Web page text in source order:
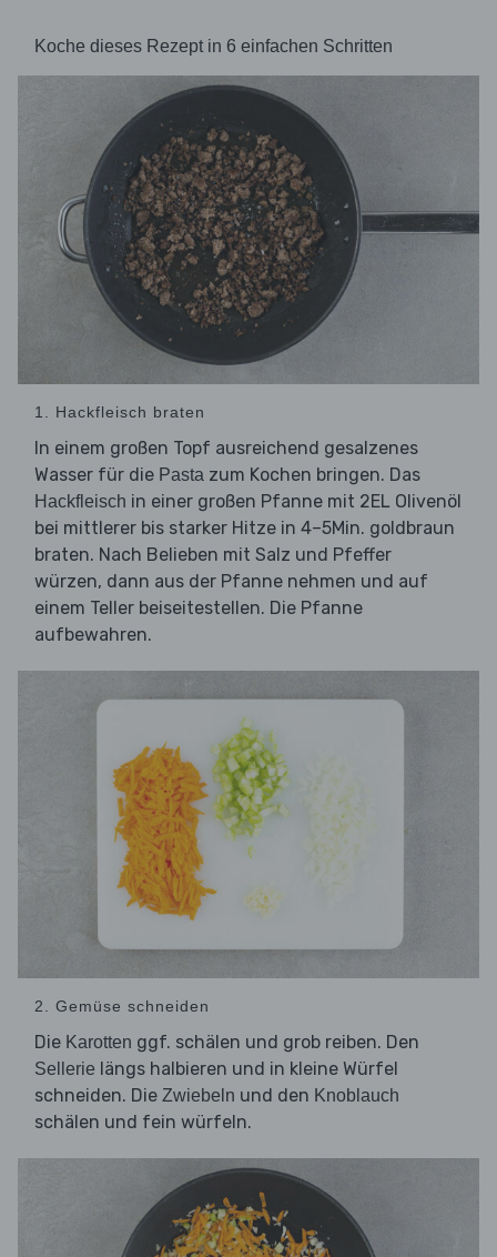
Koche dieses Rezept in 6 einfachen Schritten
1. Hackfleisch braten
In einem großen Topf ausreichend gesalzenes
Wasser für die Pasta zum Kochen bringen. Das
Hackfleisch in einer großen Pfanne mit 2EL Olivenöl
bei mittlerer bis starker Hitze in 4–5Min. goldbraun
braten. Nach Belieben mit Salz und Pfeffer
würzen, dann aus der Pfanne nehmen und auf
einem Teller beiseitestellen. Die Pfanne
aufbewahren.
2. Gemüse schneiden
Die Karotten ggf. schälen und grob reiben. Den
Sellerie längs halbieren und in kleine Würfel
schneiden. Die Zwiebeln und den Knoblauch
schälen und fein würfeln.